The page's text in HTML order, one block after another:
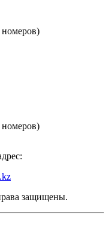
номеров)
номеров)
защищены.